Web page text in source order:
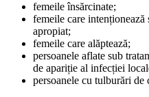
femeile însărcinate;
femeile care
apropiat;
femeile care alăptează;
persoanele aflate sub
de apariție al infecției
persoanele cu tulburări de